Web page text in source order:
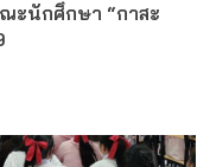
ะนักศึกษา “กาสะ